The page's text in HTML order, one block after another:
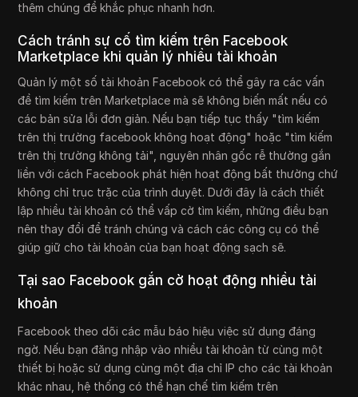
thêm chúng để khắc phục nhanh hơn.
Cách tránh sự cố tìm kiếm trên Facebook
Marketplace khi quản lý nhiều tài khoản
Quản lý một số tài khoản Facebook có thể gây ra các vấn
đề tìm kiếm trên Marketplace mà sẽ không biến mất nếu có
các bản sửa lỗi đơn giản. Nếu bạn tiếp tục thấy "tìm kiếm
trên thị trường facebook không hoạt động" hoặc "tìm kiếm
trên thị trường không tải", nguyên nhân gốc rễ thường gắn
liền với cách Facebook phát hiện hoạt động bất thường chứ
không chỉ trục trặc của trình duyệt. Dưới đây là cách thiết
lập nhiều tài khoản có thể vấp cờ tìm kiếm, những điều bạn
nên thay đổi để tránh chúng và cách các công cụ có thể
giúp giữ cho tài khoản của bạn hoạt động sạch sẽ.
Tại sao Facebook gắn cờ hoạt động nhiều tài
khoản
Facebook theo dõi các mẫu báo hiệu việc sử dụng đáng
ngờ. Nếu bạn đăng nhập vào nhiều tài khoản từ cùng một
thiết bị hoặc sử dụng cùng một địa chỉ IP cho các tài khoản
khác nhau, hệ thống có thể hạn chế tìm kiếm trên